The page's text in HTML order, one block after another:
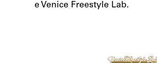
e Venice Freestyle Lab.